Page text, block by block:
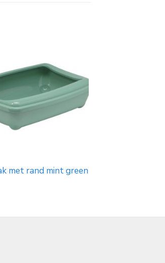
met rand mint green